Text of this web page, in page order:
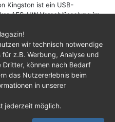
Kingston ist ein USB-
AES-HW-Verschlüsselung im
Modell im Praxistest
|Jobs |Datenschutz |
|Haftungsausschluss
Discord
wir technisch notwendige
z.B. Werbung, Analyse und
können nach Bedarf
das Nutzererlebnis beim
in unserer
jederzeit möglich.